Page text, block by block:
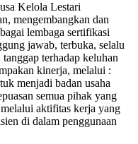
Kelola Lestari
mengembangkan dan
lembaga sertifikasi
jawab, terbuka, selalu
terhadap keluhan
kinerja, melalui :
menjadi badan usaha
semua pihak yang
aktifitas kerja yang
di dalam penggunaan